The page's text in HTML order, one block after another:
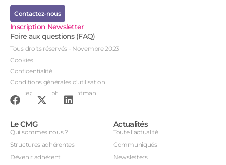
Contactez-nous
Inscription Newsletter
Foire aux questions (FAQ)
Tous droits réservés - Novembre 2023
Cookies
Confidentialité
Conditions générales d'utilisation
Conception : John Brightman
Le CMG
Qui sommes nous ?
Structures adhérentes
Dévenir adhérent
Actualités
Toute l’actualité
Communiqués
Newsletters